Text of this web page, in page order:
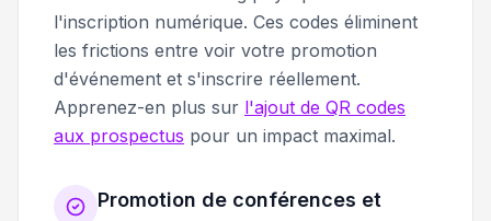
l'inscription numérique. Ces codes éliminent
les frictions entre voir votre promotion
d'événement et s'inscrire réellement.
Apprenez-en plus sur l'ajout de QR codes
aux prospectus pour un impact maximal.
Promotion de conférences et